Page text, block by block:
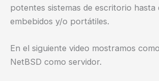
potentes sistemas de escritorio hasta
embebidos y/o portátiles.
En el siguiente video mostramos
NetBSD como servidor.